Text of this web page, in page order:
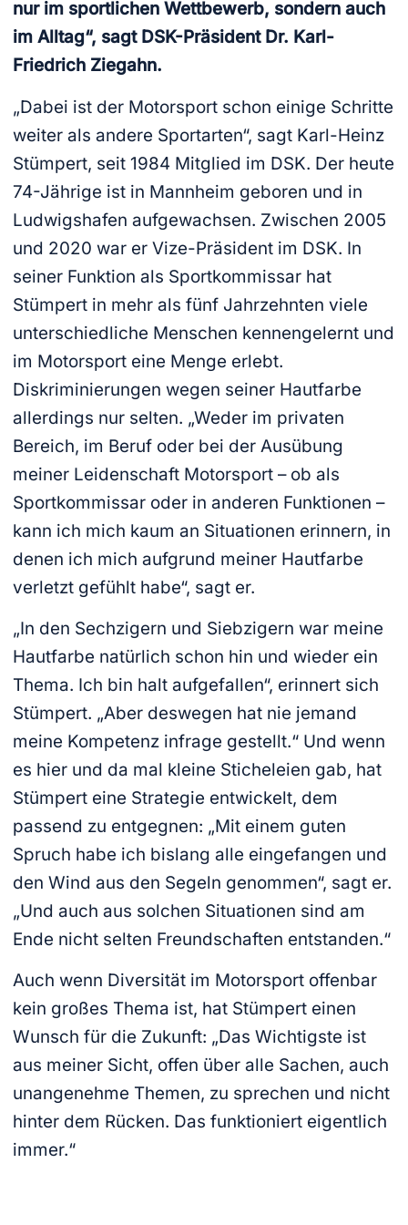
nur im sportlichen Wettbewerb, sondern auch
im Alltag“, sagt DSK-Präsident Dr. Karl-
Friedrich Ziegahn.
„Dabei ist der Motorsport schon einige Schritte
weiter als andere Sportarten“, sagt Karl-Heinz
Stümpert, seit 1984 Mitglied im DSK. Der heute
74-Jährige ist in Mannheim geboren und in
Ludwigshafen aufgewachsen. Zwischen 2005
und 2020 war er Vize-Präsident im DSK. In
seiner Funktion als Sportkommissar hat
Stümpert in mehr als fünf Jahrzehnten viele
unterschiedliche Menschen kennengelernt und
im Motorsport eine Menge erlebt.
Diskriminierungen wegen seiner Hautfarbe
allerdings nur selten. „Weder im privaten
Bereich, im Beruf oder bei der Ausübung
meiner Leidenschaft Motorsport – ob als
Sportkommissar oder in anderen Funktionen –
kann ich mich kaum an Situationen erinnern, in
denen ich mich aufgrund meiner Hautfarbe
verletzt gefühlt habe“, sagt er.
„In den Sechzigern und Siebzigern war meine
Hautfarbe natürlich schon hin und wieder ein
Thema. Ich bin halt aufgefallen“, erinnert sich
Stümpert. „Aber deswegen hat nie jemand
meine Kompetenz infrage gestellt.“ Und wenn
es hier und da mal kleine Sticheleien gab, hat
Stümpert eine Strategie entwickelt, dem
passend zu entgegnen: „Mit einem guten
Spruch habe ich bislang alle eingefangen und
den Wind aus den Segeln genommen“, sagt er.
„Und auch aus solchen Situationen sind am
Ende nicht selten Freundschaften entstanden.“
Auch wenn Diversität im Motorsport offenbar
kein großes Thema ist, hat Stümpert einen
Wunsch für die Zukunft: „Das Wichtigste ist
aus meiner Sicht, offen über alle Sachen, auch
unangenehme Themen, zu sprechen und nicht
hinter dem Rücken. Das funktioniert eigentlich
immer.“